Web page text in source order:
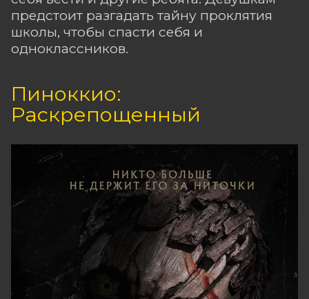
предстоит разгадать тайну проклятия
школы, чтобы спасти себя и
одноклассников.
Пиноккио:
Раскрепощенный